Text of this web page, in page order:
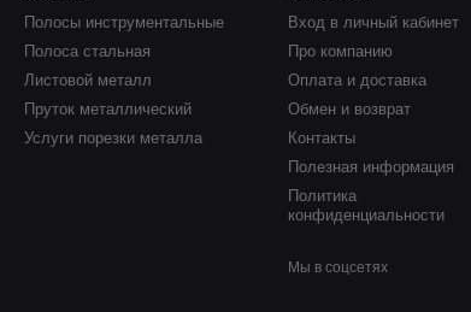
Полосы инструментальные
Полоса стальная
Листовой металл
Пруток металлический
Услуги порезки металла
Вход в личный кабинет
Про компанию
Оплата и доставка
Обмен и возврат
Контакты
Полезная информация
Политика
конфиденциальности
Мы в соцсетях